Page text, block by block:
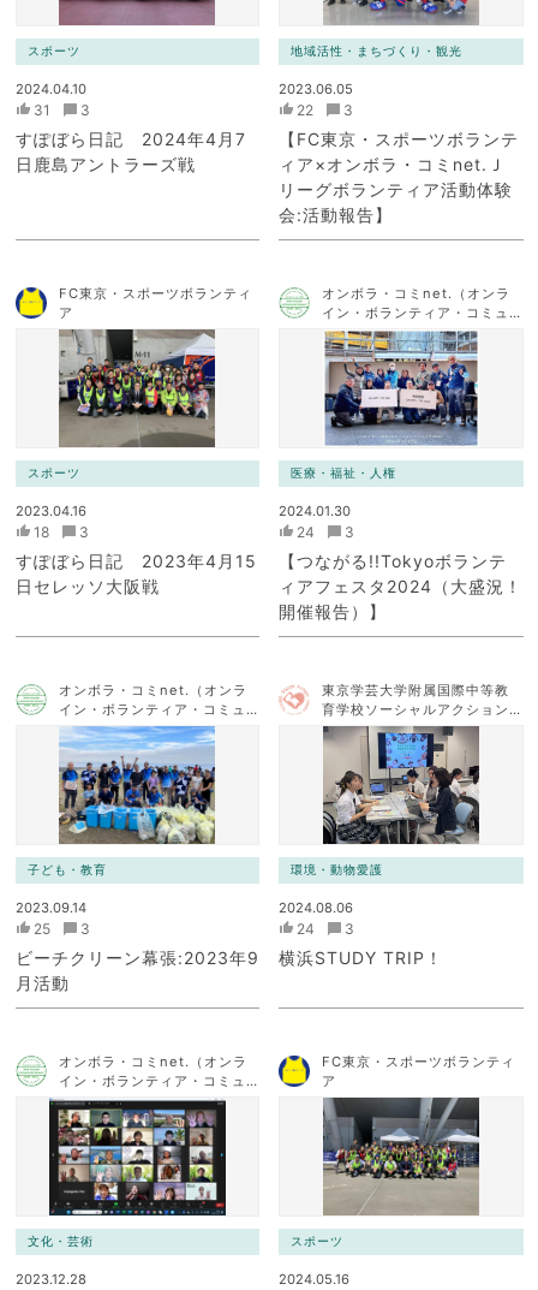
スポーツ
2024.04.10
31 3
すぽぼら日記 2024年4月7
日鹿島アントラーズ戦
地域活性・まちづくり・観光
2023.06.05
22 3
【FC東京・スポーツボランテ
ィア×オンボラ・コミnet.Ｊ
リーグボランティア活動体験
会:活動報告】
FC東京・スポーツボランティ
ア
スポーツ
2023.04.16
18 3
すぽぼら日記 2023年4月15
日セレッソ大阪戦
オンボラ・コミnet.（オンラ
イン・ボランティア・コミュ
ニケーション・ネットワー
ク）
医療・福祉・人権
2024.01.30
24 3
【つながる!!Tokyoボランテ
ィアフェスタ2024（大盛況！
開催報告）】
オンボラ・コミnet.（オンラ
イン・ボランティア・コミュ
ニケーション・ネットワー
ク）
子ども・教育
2023.09.14
25 3
ビーチクリーン幕張:2023年9
月活動
東京学芸大学附属国際中等教
育学校ソーシャルアクション
チーム
環境・動物愛護
2024.08.06
24 3
横浜STUDY TRIP！
オンボラ・コミnet.（オンラ
イン・ボランティア・コミュ
ニケーション・ネットワー
ク）
文化・芸術
2023.12.28
FC東京・スポーツボランティ
ア
スポーツ
2024.05.16